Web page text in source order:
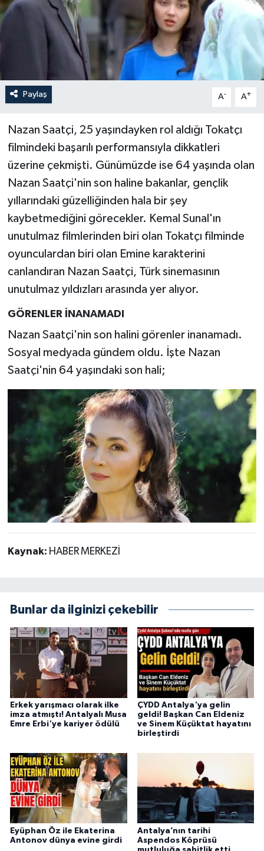
Paylaş A- A+
Nazan Saatçi, 25 yaşındayken rol aldığı Tokatçı
filmindeki başarılı performansıyla dikkatleri
üzerine çekmişti. Günümüzde ise 64 yaşında olan
Nazan Saatçi'nin son haline bakanlar, gençlik
yıllarındaki güzelliğinden hala bir şey
kaybetmediğini görecekler. Kemal Sunal'ın
unutulmaz filmlerinden biri olan Tokatçı filminde
oyunculardan biri olan Emine karakterini
canlandıran Nazan Saatçi, Türk sinemasının
unutulmaz yıldızları arasında yer alıyor.
GÖRENLER İNANAMADI
Nazan Saatçi'nin son halini görenler inanamadı.
Sosyal medyada gündem oldu. İşte Nazan
Saatçi'nin 64 yaşındaki son hali;
Kaynak: HABER MERKEZİ
Bunlar da ilginizi çekebilir
Erkek yarışmacı olarak ilke
imza atmıştı! Antalyalı Musa
Emre Erbi'ye kariyer ödülü
ÇYDD Antalya'ya gelin
geldi! Başkan Can Eldeniz
ve Sinem Küçüktat hayatını
birleştirdi
Eyüphan Öz ile Ekaterina
Antonov dünya evine girdi
Antalya’nın tarihi
Aspendos Köprüsü